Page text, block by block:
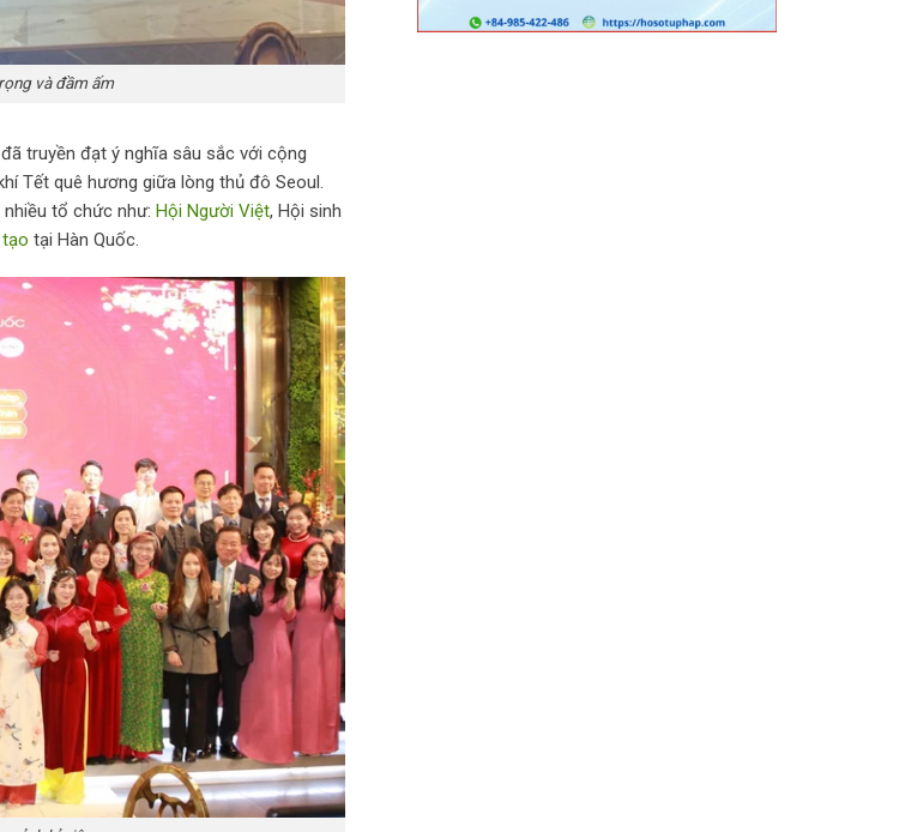
và đầm ấm
truyền đạt ý nghĩa sâu sắc với cộng
Tết quê hương giữa lòng thủ đô Seoul.
tổ chức như: Hội Người Việt, Hội sinh
tại Hàn Quốc.